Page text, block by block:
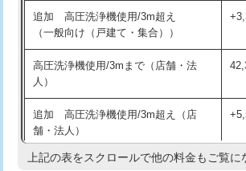
交換・取付（その他部品）
持込商品取付（単水栓）
持込商品取付（混合水栓）
持込商品取付（浄水器・分岐水栓）
持込商品取付（温水洗浄便座）
追加 高圧洗浄機使用/3m超え
（一般向け（戸建て・集合））
高圧洗浄機使用/3mまで（店舗・法
人）
追加 高圧洗浄機使用/3m超え（店
舗・法人）
高度高圧洗浄換 現
上記の表をスクロールで他の料金もご覧に